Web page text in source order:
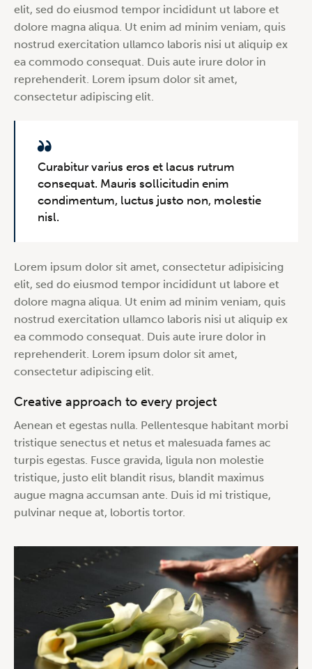
elit, sed do eiusmod tempor incididunt ut labore et
dolore magna aliqua. Ut enim ad minim veniam, quis
nostrud exercitation ullamco laboris nisi ut aliquip ex
ea commodo consequat. Duis aute irure dolor in
reprehenderit. Lorem ipsum dolor sit amet,
consectetur adipiscing elit.
Curabitur varius eros et lacus rutrum
consequat. Mauris sollicitudin enim
condimentum, luctus justo non, molestie
nisl.
Lorem ipsum dolor sit amet, consectetur adipisicing
elit, sed do eiusmod tempor incididunt ut labore et
dolore magna aliqua. Ut enim ad minim veniam, quis
nostrud exercitation ullamco laboris nisi ut aliquip ex
ea commodo consequat. Duis aute irure dolor in
reprehenderit. Lorem ipsum dolor sit amet,
consectetur adipiscing elit.
Creative approach to every project
Aenean et egestas nulla. Pellentesque habitant morbi
tristique senectus et netus et malesuada fames ac
turpis egestas. Fusce gravida, ligula non molestie
tristique, justo elit blandit risus, blandit maximus
augue magna accumsan ante. Duis id mi tristique,
pulvinar neque at, lobortis tortor.